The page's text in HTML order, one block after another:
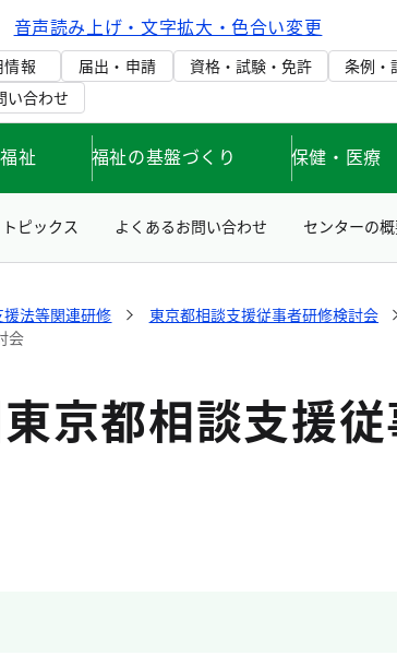
音声読み上げ・文字拡大・色合い変更
情報 届出・申請 資格・試験・免許 条例・
い合わせ
祉 福祉の基盤づくり 保健・医療
トピックス よくあるお問い合わせ センターの
法等関連研修 東京都相談支援従事者研修検討会
会
京都相談支援